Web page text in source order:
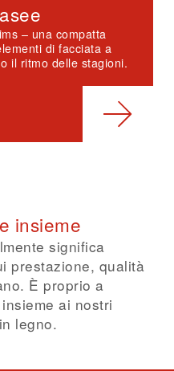
– una compatta
di facciata a
il ritmo delle stagioni.
insieme
significa
prestazione, qualità
È proprio a
ai nostri
legno.